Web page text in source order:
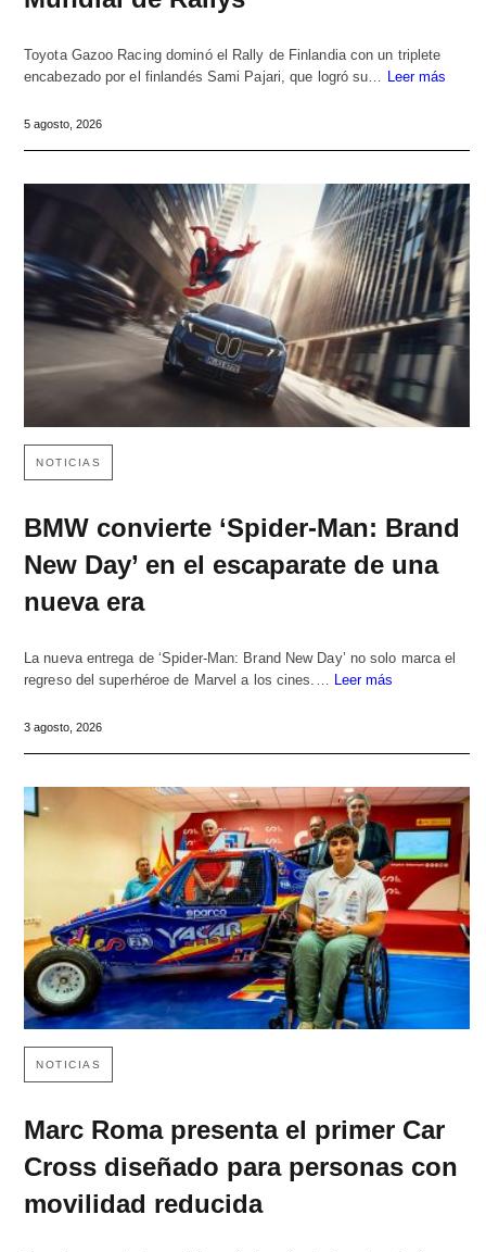
Toyota Gazoo Racing dominó el Rally de Finlandia con un triplete
encabezado por el finlandés Sami Pajari, que logró su… Leer más
5 agosto, 2026
NOTICIAS
BMW convierte ‘Spider-Man: Brand
New Day’ en el escaparate de una
nueva era
La nueva entrega de ‘Spider-Man: Brand New Day’ no solo marca el
regreso del superhéroe de Marvel a los cines.… Leer más
3 agosto, 2026
NOTICIAS
Marc Roma presenta el primer Car
Cross diseñado para personas con
movilidad reducida